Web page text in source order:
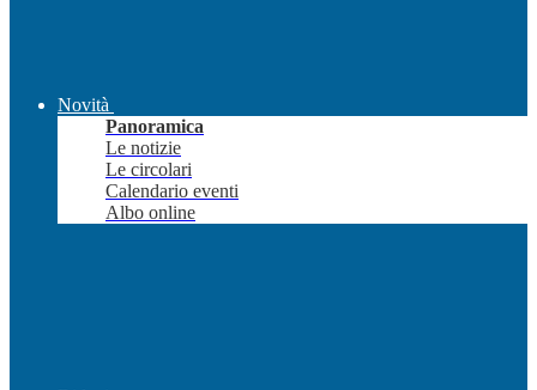
Novità
Panoramica
Le notizie
Le circolari
Calendario eventi
Albo online